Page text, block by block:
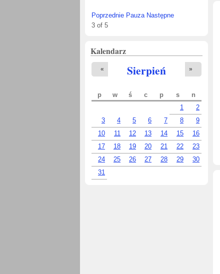
Poprzednie Pauza Następne
5 of 5
Kalendarz
Sierpień
« »
p w ś c p s
n
1
2
3
4 5 6 7 8
9
10
11 12 13 14 15
16
17
18 19 20 21 22
23
24
25 26 27 28 29
30
31